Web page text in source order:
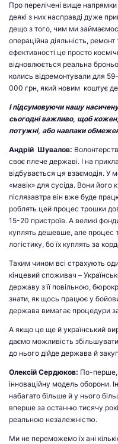
Про перелічені вище
деякі з них насправді дуже
дещо з того, чим ми
операційна діяльність, ремонт
ефективності це просто
відновлюється реальна
колись відремонтували для
000 грн, який новим коштує
І підсумовуючи нашу
сьогодні важливо, щоб
потужні, або навпаки
Андрій Шувалов:
своє плече державі. І на
відбувається ця взаємодія. У
«мавік» для сусіда. Вони його
післязавтра він вже буде
роблять цей процес трошки
15-20 пристроїв. А великі
куплять дешевше, але процес
логістику, бо їх куплять за
Таким чином всі страхують
кінцевий споживач –
державу з її повільною,
знати, як щось працює у
держава вимагає процедури
А якщо це ще й український
даємо можливість
до нього дійде держава й
Олексій Сердюков: По-перше,
інноваційну модель оборони.
набагато більше й у нього
вперше за останню тисячу
реальною незалежністю.
Ми не переможемо їх ані